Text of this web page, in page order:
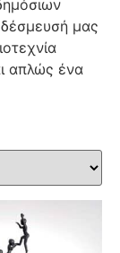
μας
απλώς ένα